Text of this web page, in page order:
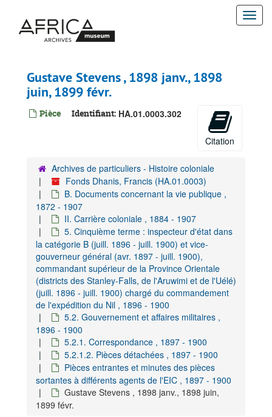
contenu
Gustave Stevens , 1898 janv., 1898
juin, 1899 févr.
Pièce Identifiant: HA.01.0003.302
Citation
Archives de particuliers - Histoire coloniale
Fonds Dhanis, Francis (HA.01.0003)
B. Documents concernant la vie publique ,
1872 - 1907
II. Carrière coloniale , 1884 - 1907
5. Cinquième terme : inspecteur d'état dans
la catégorie B (juill. 1896 - juill. 1900) et vice-
gouverneur général (avr. 1897 - juill. 1900),
commandant supérieur de la Province Orientale
(districts des Stanley-Falls, de l'Aruwimi et de l'Uélé)
(juill. 1896 - juill. 1900) chargé du commandement
de l'expédition du Nil , 1896 - 1900
5.2. Gouvernement et affaires militaires ,
1896 - 1900
5.2.1. Correspondance , 1897 - 1900
5.2.1.2. Pièces détachées , 1897 - 1900
Pièces entrantes et minutes des pièces
sortantes à différents agents de l'EIC , 1897 - 1900
Gustave Stevens , 1898 janv., 1898 juin,
1899 févr.
Ludwig-Johan de Besche-Jürgens, 1898 déc.-1899 mai, 1899 août
Louis Chaltin, 1897 juill. - 1898 janv.
Bartolomeo Conterio, 1899 mars - 1899 mai.
Fernand Deffense, 1897 déc., 1898 févr.
Charles Delhaise, 1897 déc., 1900 mai
Aristide Doorme, 1897 sept. - 1898 janv.
Ernest Dupont, 1900 mai, 1900 juin
Paul Dupuis, 1898 févr. - 1899 janv.
Fernand Eloy, 1900 juill.
Jules Eyckermans, 1898 juill. - 1899 juill.
Edmond Gervais, 1897 juill.
Charles Glorie, 1897 août - 1898 sept.
Florent Gorin, 1898 déc.
Léon Hanolet, 1897 déc.